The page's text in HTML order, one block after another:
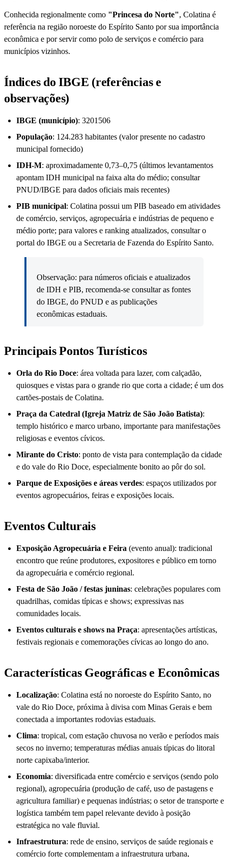
Conhecida regionalmente como "Princesa do Norte", Colatina é
referência na região noroeste do Espírito Santo por sua importância
econômica e por servir como polo de serviços e comércio para
municípios vizinhos.
Índices do IBGE (referências e
observações)
IBGE (município): 3201506
População: 124.283 habitantes (valor presente no cadastro
municipal fornecido)
IDH-M: aproximadamente 0,73–0,75 (últimos levantamentos
apontam IDH municipal na faixa alta do médio; consultar
PNUD/IBGE para dados oficiais mais recentes)
PIB municipal: Colatina possui um PIB baseado em atividades
de comércio, serviços, agropecuária e indústrias de pequeno e
médio porte; para valores e ranking atualizados, consultar o
portal do IBGE ou a Secretaria de Fazenda do Espírito Santo.
Observação: para números oficiais e atualizados
de IDH e PIB, recomenda-se consultar as fontes
do IBGE, do PNUD e as publicações
econômicas estaduais.
Principais Pontos Turísticos
Orla do Rio Doce: área voltada para lazer, com calçadão,
quiosques e vistas para o grande rio que corta a cidade; é um dos
cartões-postais de Colatina.
Praça da Catedral (Igreja Matriz de São João Batista):
templo histórico e marco urbano, importante para manifestações
religiosas e eventos cívicos.
Mirante do Cristo: ponto de vista para contemplação da cidade
e do vale do Rio Doce, especialmente bonito ao pôr do sol.
Parque de Exposições e áreas verdes: espaços utilizados por
eventos agropecuários, feiras e exposições locais.
Eventos Culturais
Exposição Agropecuária e Feira (evento anual): tradicional
encontro que reúne produtores, expositores e público em torno
da agropecuária e comércio regional.
Festa de São João / festas juninas: celebrações populares com
quadrilhas, comidas típicas e shows; expressivas nas
comunidades locais.
Eventos culturais e shows na Praça: apresentações artísticas,
festivais regionais e comemorações cívicas ao longo do ano.
Características Geográficas e Econômicas
Localização: Colatina está no noroeste do Espírito Santo, no
vale do Rio Doce, próxima à divisa com Minas Gerais e bem
conectada a importantes rodovias estaduais.
Clima: tropical, com estação chuvosa no verão e períodos mais
secos no inverno; temperaturas médias anuais típicas do litoral
norte capixaba/interior.
Economia: diversificada entre comércio e serviços (sendo polo
regional), agropecuária (produção de café, uso de pastagens e
agricultura familiar) e pequenas indústrias; o setor de transporte e
logística também tem papel relevante devido à posição
estratégica no vale fluvial.
Infraestrutura: rede de ensino, serviços de saúde regionais e
comércio forte complementam a infraestrutura urbana,